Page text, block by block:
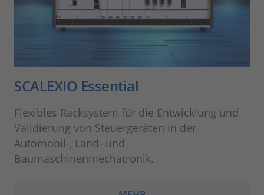
SCALEXIO Essential
Flexibles Racksystem für die Entwicklung und
Validierung von Steuergeräten in der
Automobil-, Land- und
Baumaschinenmechatronik.